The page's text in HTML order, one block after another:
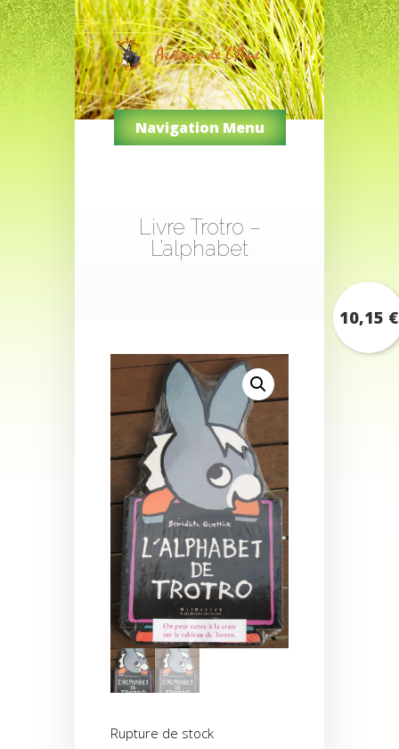
Navigation Menu
Livre Trotro –
L’alphabet
10,15 €
Rupture de stock